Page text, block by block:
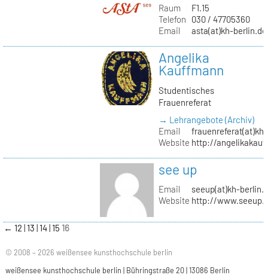
Raum
F1.15
Telefon
030 / 47705360
Email
asta(at)kh-berlin.de
Angelika
Kauffmann
Studentisches
Frauenreferat
→ Lehrangebote (Archiv)
Email
Website http://
see up
Email
seeup(at)kh-
Website http://
← 12 13 14 15 16
© 2008 – 2026 weißensee kunsthochschule berlin
weißensee kunsthochschule berlin | Bühringstraße 20 | 13086 Berlin